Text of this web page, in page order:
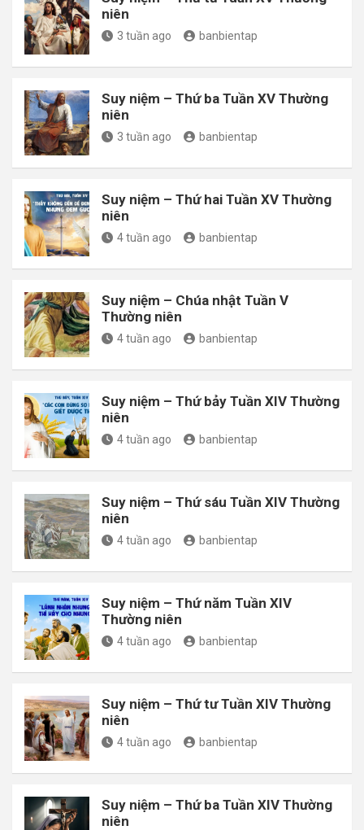
niên
3 tuần ago banbientap
Suy niệm – Thứ ba Tuần XV Thường
niên
3 tuần ago banbientap
Suy niệm – Thứ hai Tuần XV Thường
niên
4 tuần ago banbientap
Suy niệm – Chúa nhật Tuần V
Thường niên
4 tuần ago banbientap
Suy niệm – Thứ bảy Tuần XIV Thường
niên
4 tuần ago banbientap
Suy niệm – Thứ sáu Tuần XIV Thường
niên
4 tuần ago banbientap
Suy niệm – Thứ năm Tuần XIV
Thường niên
4 tuần ago banbientap
Suy niệm – Thứ tư Tuần XIV Thường
niên
4 tuần ago banbientap
Suy niệm – Thứ ba Tuần XIV Thường
niên